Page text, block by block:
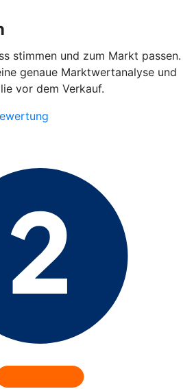
stimmen und zum Markt passen.
genaue Marktwertanalyse und
vor dem Verkauf.